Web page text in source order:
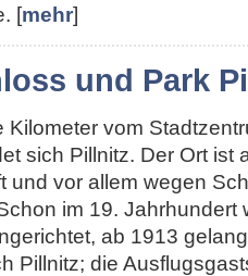
[mehr]
und Park
Kilometer vom
sich Pillnitz. Der Ort ist
und vor allem wegen
im 19. Jahrhundert
ab 1913
Pillnitz; die